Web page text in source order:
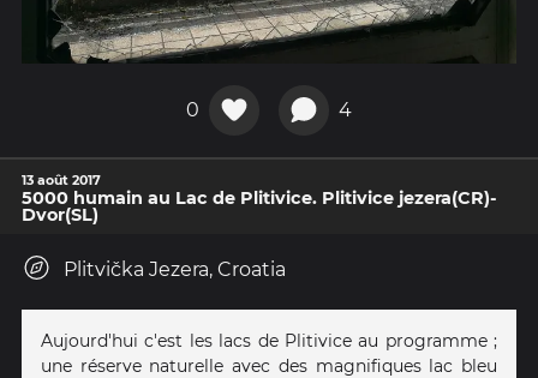
0 4
13 août 2017
5000 humain au Lac de Plitivice. Plitivice jezera(CR)-
Dvor(SL)
Plitvička Jezera, Croatia
Aujourd'hui c'est les lacs de Plitivice au programme ;
une réserve naturelle avec des magnifiques lac bleu